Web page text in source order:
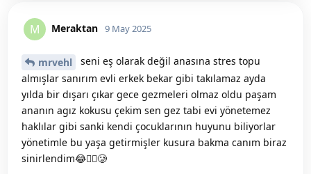
M Meraktan 9 May 2025
mrvehl
seni eş olarak değil anasına stres topu
almışlar sanırım evli erkek bekar gibi takılamaz ayda
yılda bir dışarı çıkar gece gezmeleri olmaz oldu paşam
ananın agız kokusu çekim sen gez tabi evi yönetemez
haklılar gibi sanki kendi çocuklarının huyunu biliyorlar
yönetimle bu yaşa getirmişler kusura bakma canım biraz
sinirlendim😂🤷‍♀️🥲